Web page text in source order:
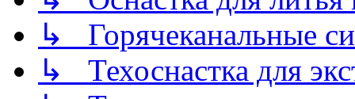
↳ Горячеканальные
↳ Техоснастка для